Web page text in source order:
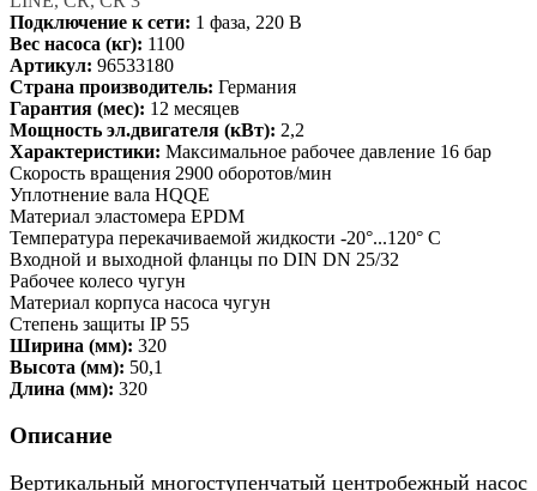
Подключение к сети: 1 фаза, 220 В
Вес насоса (кг): 1100
Артикул: 96533180
Страна производитель: Германия
Гарантия (мес): 12 месяцев
Мощность эл.двигателя (кВт): 2,2
Характеристики: Максимальное рабочее давление 16 бар
Скорость вращения 2900 оборотов/мин
Уплотнение вала HQQE
Материал эластомера EPDM
Температура перекачиваемой жидкости -20°...120° C
Входной и выходной фланцы по DIN DN 25/32
Рабочее колесо чугун
Материал корпуса насоса чугун
Степень защиты IP 55
Ширина (мм): 320
Высота (мм): 50,1
Длина (мм): 320
Описание
Вертикальный многоступенчатый центробежный насос